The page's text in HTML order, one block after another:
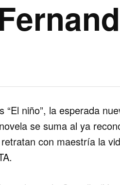
niño”, la esperada
se suma al ya
con maestría la